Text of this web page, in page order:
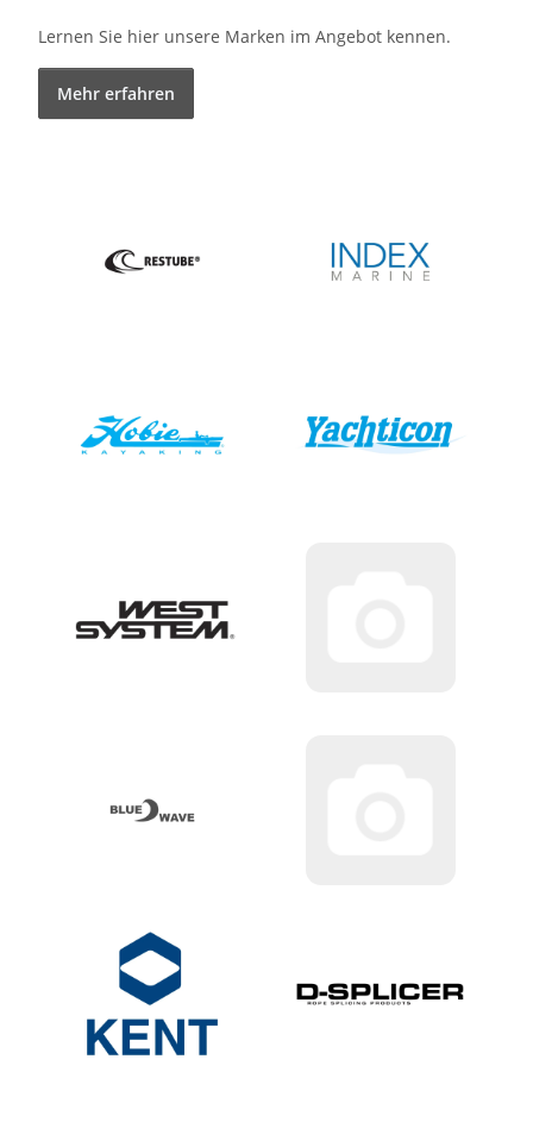
Lernen Sie hier unsere Marken im Angebot kennen.
Mehr erfahren